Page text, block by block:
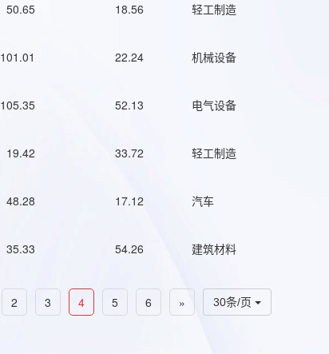
50.65 18.56 轻工制造
101.01 22.24 机械设备
105.35 52.13 电气设备
19.42 33.72 轻工制造
48.28 17.12 汽车
35.33 54.26 建筑材料
30条/页
2 3 4 5 6 »